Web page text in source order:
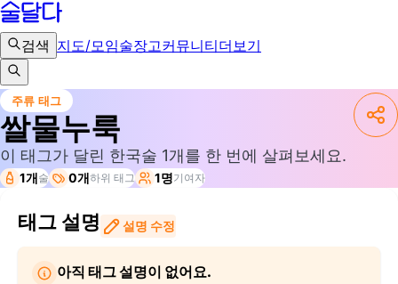
검색 지도/모임술장고커뮤니티더보기
주류 태그
쌀물누룩
이 태그가 달린 한국술 1개를 한 번에 살펴보세요.
1개술 0개하위 태그 1명기여자
태그 설명 설명 수정
아직 태그 설명이 없어요.